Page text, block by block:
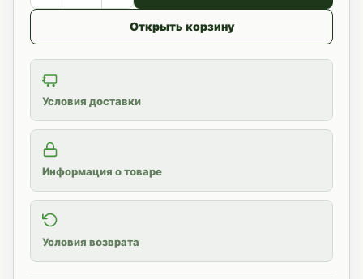
Открыть корзину
Условия доставки
Информация о товаре
Условия возврата